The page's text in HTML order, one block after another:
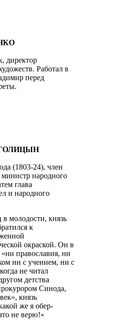
директор
Работал в
перед
ГОЛИЦЫН
(1803-24), член
министр народного
глава
и народного
в молодости, князь
к
окраской. Он в
православия, ни
ни с учением, ни с
не читал
детства
Синода,
князь
же я обер-
не верю!»